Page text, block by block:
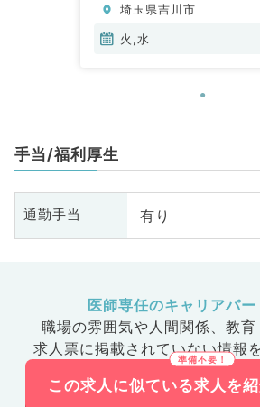
埼玉県吉川市
火,水
手当/福利厚生
通勤手当 有り
医師専任のキャリアパー
職場の雰囲気や人間関係、 教育
求人票に掲載されていない情報
この求人に似ている求人を